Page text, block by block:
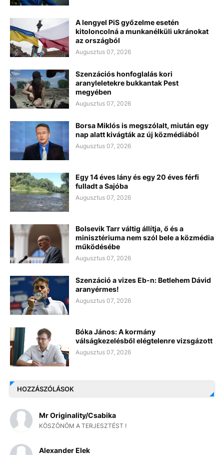
A lengyel PiS győzelme esetén
kitoloncolná a munkanélküli ukránokat
az országból
Augusztus 07, 2026
Szenzációs honfoglalás kori
aranyleletekre bukkantak Pest
megyében
Augusztus 07, 2026
Borsa Miklós is megszólalt, miután egy
nap alatt kivágták az új közmédiából
Augusztus 07, 2026
Egy 14 éves lány és egy 20 éves férfi
fulladt a Sajóba
Augusztus 07, 2026
Bolsevik Tarr váltig állítja, ő és a
minisztériuma nem szól bele a közmédia
működésébe
Augusztus 07, 2026
Szenzáció a vizes Eb-n: Betlehem Dávid
aranyérmes!
Augusztus 07, 2026
Bóka János: A kormány
válságkezelésből elégtelenre vizsgázott
Augusztus 07, 2026
HOZZÁSZÓLÁSOK
Mr Originality/Csabika
KÖSZÖNÖM A TERJESZTÉST !
Alexander Elek